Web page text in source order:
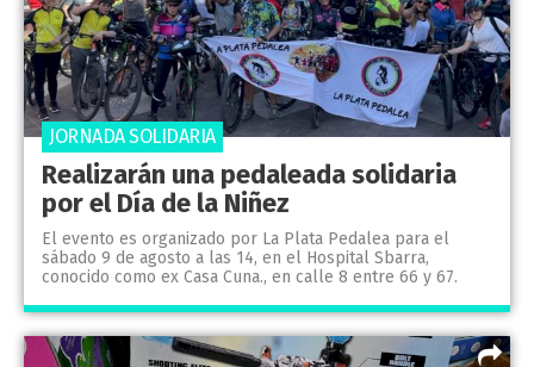
Realizarán una pedaleada solidaria
por el Día de la Niñez
El evento es organizado por La Plata Pedalea para el
sábado 9 de agosto a las 14, en el Hospital Sbarra,
conocido como ex Casa Cuna., en calle 8 entre 66 y 67.
JORNADA SOLIDARIA